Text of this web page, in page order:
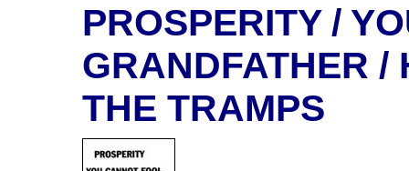
PROSPERITY /
GRANDFATHER /
THE TRAMPS